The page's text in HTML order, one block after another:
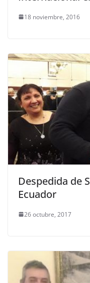
18 noviembre, 2016
Despedida de
Ecuador
26 octubre, 2017